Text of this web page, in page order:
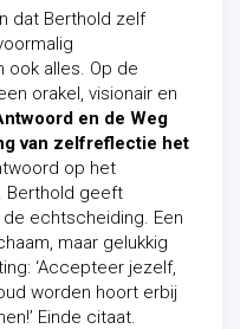
dat Berthold zelf
alles. Op de
orakel, visionair en
en de Weg
van zelfreflectie het
op het
Berthold geeft
echtscheiding. Een
maar gelukkig
‘Accepteer jezelf,
worden hoort erbij
Einde citaat.